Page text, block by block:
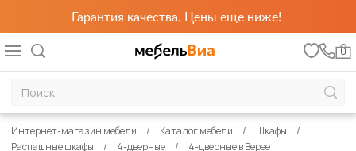
Гарантия качества. Цены еще ниже!
0
Интернет-магазин мебели Каталог мебели
Шкафы
Распашные шкафы
4-дверные 4-дверные в Верее